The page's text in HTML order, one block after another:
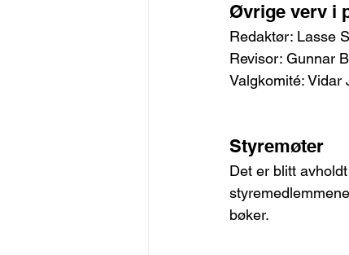
Øvrige verv i
Redaktør: Lasse
Revisor: Gunnar
Valgkomité: Vidar
Styremøter
Det er blitt
bøker.